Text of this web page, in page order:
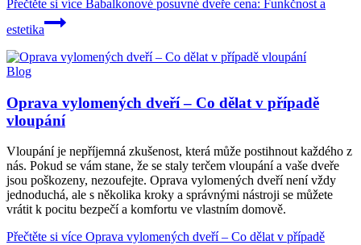
Přečtěte si více Babalkonové posuvné dveře cena: Funkčnost a
estetika
Blog
Oprava vylomených dveří – Co dělat v případě
vloupání
Vloupání je nepříjemná zkušenost, která může postihnout každého z
nás. Pokud se vám stane, že se staly terčem vloupání a vaše dveře
jsou poškozeny, nezoufejte. Oprava vylomených dveří není vždy
jednoduchá, ale s několika kroky a správnými nástroji se můžete
vrátit k pocitu bezpečí a komfortu ve vlastním domově.
Přečtěte si více Oprava vylomených dveří – Co dělat v případě